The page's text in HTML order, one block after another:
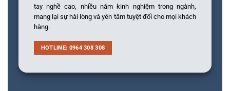
tay nghề cao, nhiều năm kinh nghiệm trong ngành,
mang lại sự hài lòng và yên tâm tuyệt đối cho mọi khách
hàng.
HOTLINE: 0964 308 308